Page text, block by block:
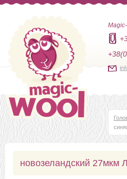
новозеландский 27мкм